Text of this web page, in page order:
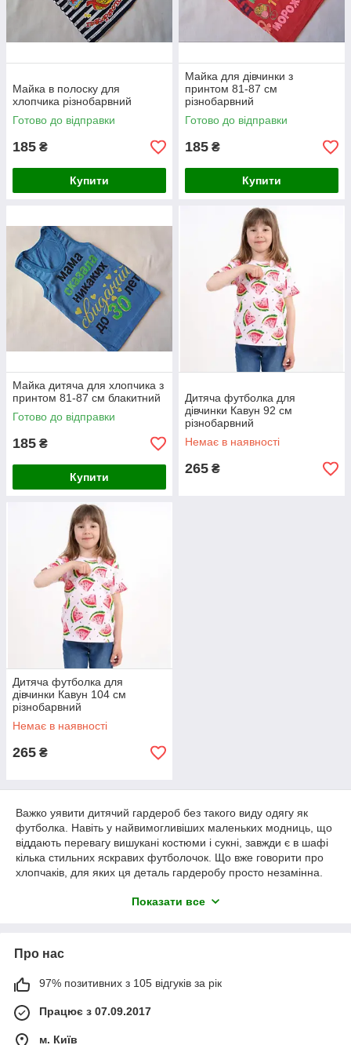
Майка в полоску для
хлопчика різнобарвний
Готово до відправки
185 ₴
Купити
Майка для дівчинки з
принтом 81-87 см
різнобарвний
Готово до відправки
185 ₴
Купити
Майка дитяча для хлопчика з
принтом 81-87 см блакитний
Готово до відправки
185 ₴
Купити
Дитяча футболка для
дівчинки Кавун 92 см
різнобарвний
Немає в наявності
265 ₴
Дитяча футболка для
дівчинки Кавун 104 см
різнобарвний
Немає в наявності
265 ₴
Важко уявити дитячий гардероб без такого виду одягу як
футболка. Навіть у найвимогливіших маленьких модниць, що
віддають перевагу вишукані костюми і сукні, завжди є в шафі
кілька стильних яскравих футболочок. Що вже говорити про
хлопчаків, для яких ця деталь гардеробу просто незамінна.
війни, як частина обмундирування солдатів, і тоді ж ця одяг
спортивного одягу футболістів, Т-подібна по крою сорочка і
отримала полюбилося всім назву «футболка».
Класична футболка має короткі рукави, у неї немає коміра,
використовувалася як натільну білизну. Однак віяння моди не
Показати все
Про нас
97% позитивних з 105 відгуків за рік
Працює з 07.09.2017
м. Київ